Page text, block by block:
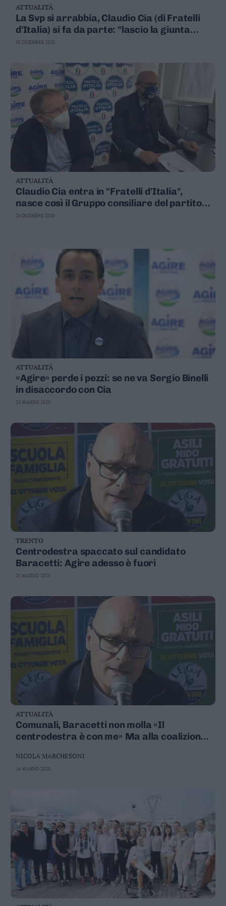
Business
Wire
Territori
Trento
Pergine
Riva
–
Arco
Basso
Sarca
–
Ledro
Rotaliana
Valle
Vallagarina
Fiemme
Fassa
Giudicarie
Rendena
Alto
Adige
Dolomiti
Leggi/Abbonati
Newsletter
Bazar
Casa
Radio
Social media
ATTUALITÀ
La Svp si arrabbia, Claudio Cia (di Fratelli
d'Italia) si fa da parte: "lascio la giunta
regionale"
30 DICEMBRE 2020
ATTUALITÀ
Claudio Cia entra in "Fratelli d'Italia",
nasce così il Gruppo consiliare del partito
di Meloni
26 DICEMBRE 2020
ATTUALITÀ
«Agire» perde i pezzi: se ne va Sergio Binelli
in disaccordo con Cia
23 MAGGIO 2020
TRENTO
Centrodestra spaccato sul candidato
Baracetti: Agire adesso è fuori
21 MAGGIO 2020
ATTUALITÀ
Comunali, Baracetti non molla «Il
centrodestra è con me» Ma alla coalizione
NICOLA MARCHESONI
16 MAGGIO 2020